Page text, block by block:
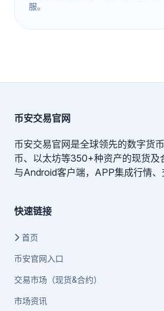
服。
币安交易官网
币安交易官网是全球领先的数字货
币、以太坊等350+种资产的现货及
与Android客户端，APP集成行情、
快速链接
首页
币安官网入口
交易市场（现货&合约）
市场资讯